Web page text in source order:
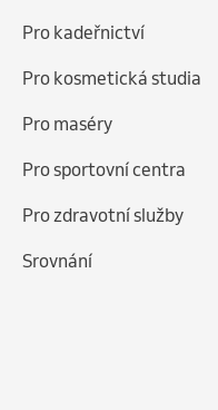
Pro kadeřnictví
Pro kosmetická studia
Pro maséry
Pro sportovní centra
Pro zdravotní služby
Srovnání